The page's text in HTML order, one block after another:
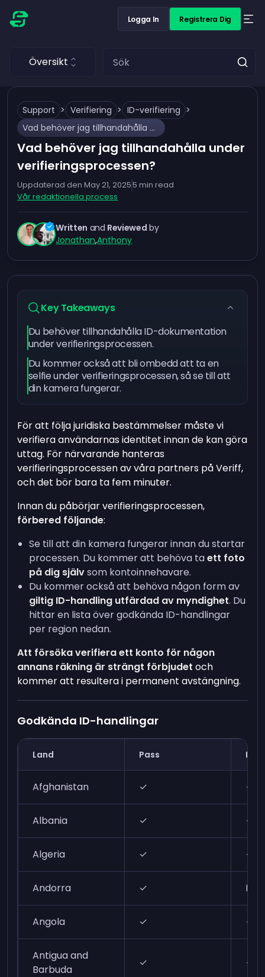
Logga In Registrera Dig
Översikt
Support > Verifiering > ID-verifiering >
Vad behöver jag tillhandahålla under verifieringsprocessen?
Vad behöver jag tillhandahålla under
verifieringsprocessen?
Uppdaterad den May 21, 20255 min read
Vår redaktionella process
Written and Reviewed by
Jonathan,Anthony
Key Takeaways
Du behöver tillhandahålla ID-dokumentation
under verifieringsprocessen.
Du kommer också att bli ombedd att ta en
selfie under verifieringsprocessen, så se till att
din kamera fungerar.
För att följa juridiska bestämmelser måste vi
verifiera användarnas identitet innan de kan göra
uttag. För närvarande hanteras
verifieringsprocessen av våra partners på Veriff,
och det bör bara ta fem minuter.
Innan du påbörjar verifieringsprocessen,
förbered följande:
Se till att din kamera fungerar innan du startar
processen. Du kommer att behöva taett foto
på dig självsom kontoinnehavare.
Du kommer också att behöva någon form av
giltig ID-handling utfärdad av myndighet. Du
hittar en lista över godkända ID-handlingar
per region nedan.
Att försöka verifiera ett konto för någon
annans räkning är strängt förbjudet och
kommer att resultera i permanent avstängning.
Godkända ID-handlingar
Land Pass ID-
Afghanistan ✓ ✓
Albania ✓ ✓
Algeria ✓ ✓
Andorra ✓ N/A
Angola ✓ ✓
Antigua and
Barbuda
✓ ✓